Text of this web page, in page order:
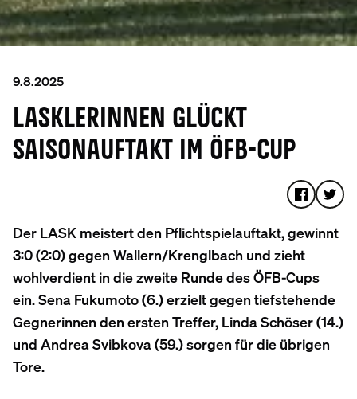
9.8.2025
LASKLERINNEN GLÜCKT
SAISONAUFTAKT IM ÖFB-CUP
Der LASK meistert den Pflichtspielauftakt, gewinnt
3:0 (2:0) gegen Wallern/Krenglbach und zieht
wohlverdient in die zweite Runde des ÖFB-Cups
ein. Sena Fukumoto (6.) erzielt gegen tiefstehende
Gegnerinnen den ersten Treffer, Linda Schöser (14.)
und Andrea Svibkova (59.) sorgen für die übrigen
Tore.